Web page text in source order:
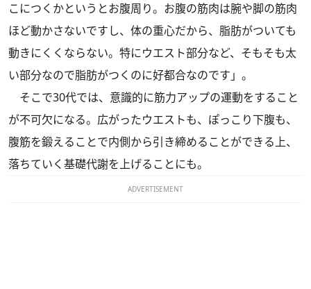
こにつくかというとお腹周り。お腹の筋肉は腕や脚の筋肉
ほど動かさないですし、体の重心だから、脂肪がついても
動きにくくならない。特にウエスト部分など、そもそも太
い部分なので脂肪がつくのに好都合なのです」。
そこで30代では、意識的に筋力アップの運動をすること
が不可欠になる。広がったウエストも、ぽっこり下腹も、
腹筋を鍛えることで内側から引き締めることができる上、
落ちていく基礎代謝を上げることにも。
ADVERTISEMENT